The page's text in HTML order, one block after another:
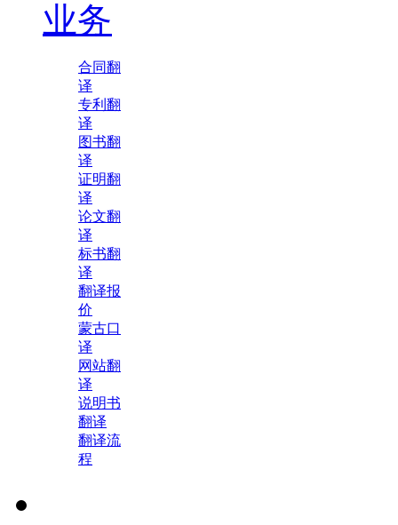
业务
合同翻
译
专利翻
译
图书翻
译
证明翻
译
论文翻
译
标书翻
译
翻译报
价
蒙古口
译
网站翻
译
说明书
翻译
翻译流
程